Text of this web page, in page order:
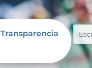
Transparencia